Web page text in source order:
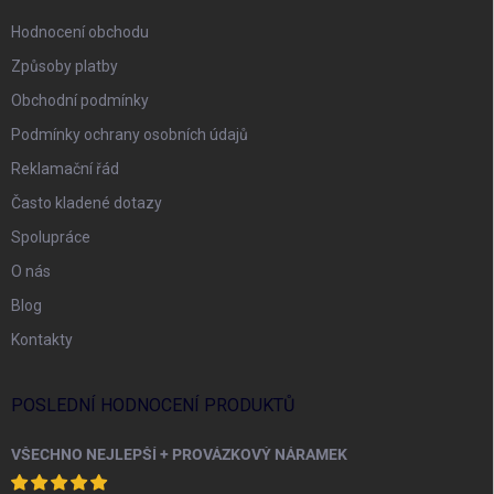
Hodnocení obchodu
Způsoby platby
Obchodní podmínky
Podmínky ochrany osobních údajů
Reklamační řád
Často kladené dotazy
Spolupráce
O nás
Blog
Kontakty
POSLEDNÍ HODNOCENÍ PRODUKTŮ
VŠECHNO NEJLEPŠÍ + PROVÁZKOVÝ NÁRAMEK